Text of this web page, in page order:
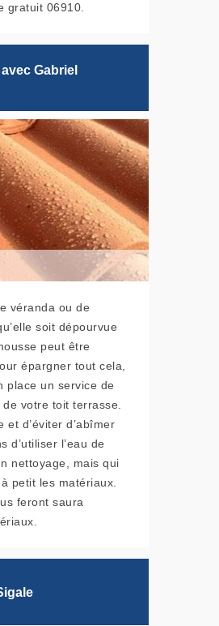
gratuit 06910.
Gabriel
véranda ou de
soit dépourvue
peut être
épargner tout cela,
place un service de
votre toit terrasse.
et d’éviter d’abîmer
d’utiliser l’eau de
nettoyage, mais qui
petit les matériaux.
feront saura